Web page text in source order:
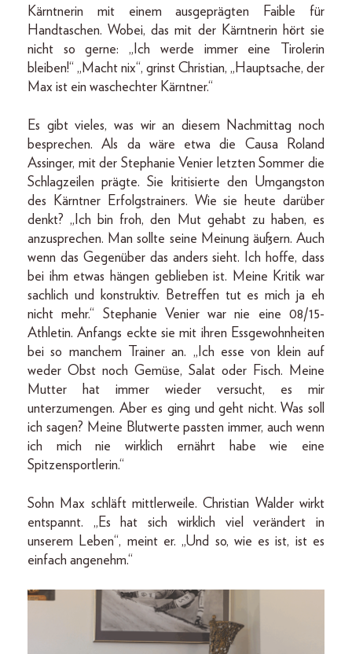
Kärntnerin mit einem ausgeprägten Faible für
Handtaschen. Wobei, das mit der Kärntnerin hört sie
nicht so gerne: „Ich werde immer eine Tirolerin
bleiben!“ „Macht nix“, grinst Christian, „Hauptsache, der
Max ist ein waschechter Kärntner.“
Es gibt vieles, was wir an diesem Nachmittag noch
besprechen. Als da wäre etwa die Causa Roland
Assinger, mit der Stephanie Venier letzten Sommer die
Schlagzeilen prägte. Sie kritisierte den Umgangston
des Kärntner Erfolgstrainers. Wie sie heute darüber
denkt? „Ich bin froh, den Mut gehabt zu haben, es
anzusprechen. Man sollte seine Meinung äußern. Auch
wenn das Gegenüber das anders sieht. Ich hoffe, dass
bei ihm etwas hängen geblieben ist. Meine Kritik war
sachlich und konstruktiv. Betreffen tut es mich ja eh
nicht mehr.“ Stephanie Venier war nie eine 08/15-
Athletin. Anfangs eckte sie mit ihren Essgewohnheiten
bei so manchem Trainer an. „Ich esse von klein auf
weder Obst noch Gemüse, Salat oder Fisch. Meine
Mutter hat immer wieder versucht, es mir
unterzumengen. Aber es ging und geht nicht. Was soll
ich sagen? Meine Blutwerte passten immer, auch wenn
ich mich nie wirklich ernährt habe wie eine
Spitzensportlerin.“
Sohn Max schläft mittlerweile. Christian Walder wirkt
entspannt. „Es hat sich wirklich viel verändert in
unserem Leben“, meint er. „Und so, wie es ist, ist es
einfach angenehm.“